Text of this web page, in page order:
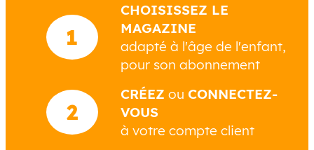
1
CHOISISSEZ LE
MAGAZINE
adapté à l'âge de l'enfant,
pour son abonnement
2
CRÉEZ ou CONNECTEZ-
VOUS
à votre compte client